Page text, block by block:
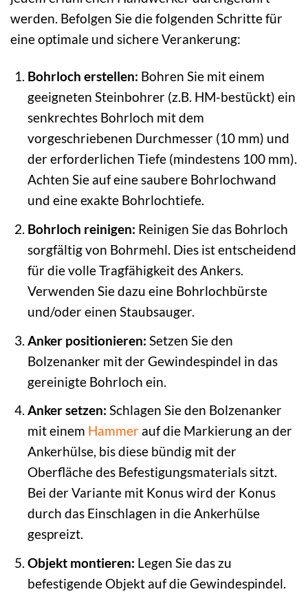
werden. Befolgen Sie die folgenden Schritte für
eine optimale und sichere Verankerung:
Bohrloch erstellen: Bohren Sie mit einem
geeigneten Steinbohrer (z.B. HM-bestückt) ein
senkrechtes Bohrloch mit dem
vorgeschriebenen Durchmesser (10 mm) und
der erforderlichen Tiefe (mindestens 100 mm).
Achten Sie auf eine saubere Bohrlochwand
und eine exakte Bohrlochtiefe.
Bohrloch reinigen: Reinigen Sie das Bohrloch
sorgfältig von Bohrmehl. Dies ist entscheidend
für die volle Tragfähigkeit des Ankers.
Verwenden Sie dazu eine Bohrlochbürste
und/oder einen Staubsauger.
Anker positionieren: Setzen Sie den
Bolzenanker mit der Gewindespindel in das
gereinigte Bohrloch ein.
Anker setzen: Schlagen Sie den Bolzenanker
mit einem Hammerauf die Markierung an der
Ankerhülse, bis diese bündig mit der
Oberfläche des Befestigungsmaterials sitzt.
Bei der Variante mit Konus wird der Konus
durch das Einschlagen in die Ankerhülse
gespreizt.
Objekt montieren: Legen Sie das zu
befestigende Objekt auf die Gewindespindel.